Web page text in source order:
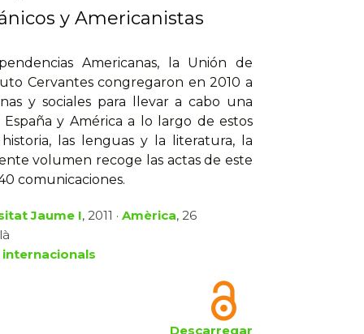
y Americanistas
Americanas, la Unión de
Cervantes congregaron en 2010 a
y sociales para llevar a cabo una
y América a lo largo de estos
las lenguas y la literatura, la
volumen recoge las actas de este
comunicaciones.
Jaume I, 2011 · Amèrica, 26
internacionals
Descarregar